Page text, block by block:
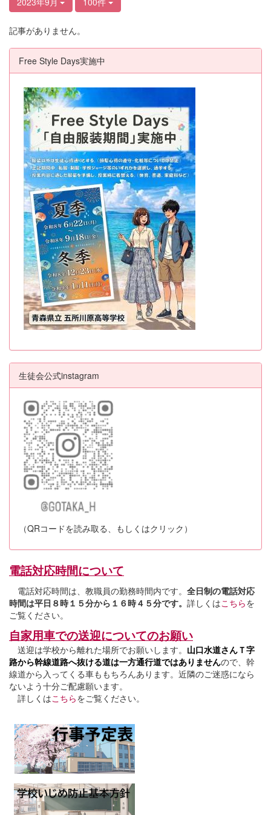
記事がありません。
Free Style Days実施中
生徒会公式instagram
（QRコードを読み取る、もしくはクリック）
電話対応時間について
電話対応時間は、教職員の勤務時間内です。 全日制の電話対応
時間は平日８時１５分から１６時４５分です。 詳しくはこちらを
ご覧ください。
自家用車での送迎についてのお願い
送迎は学校から離れた場所でお願いします。 山口水道さんＴ字
路から幹線道路へ抜ける道は一方通行道ではありませんので、幹
線道から入ってくる車ももちろんあります。近隣のご迷惑になら
ないよう十分ご配慮願います。
詳しくはこちらをご覧ください。